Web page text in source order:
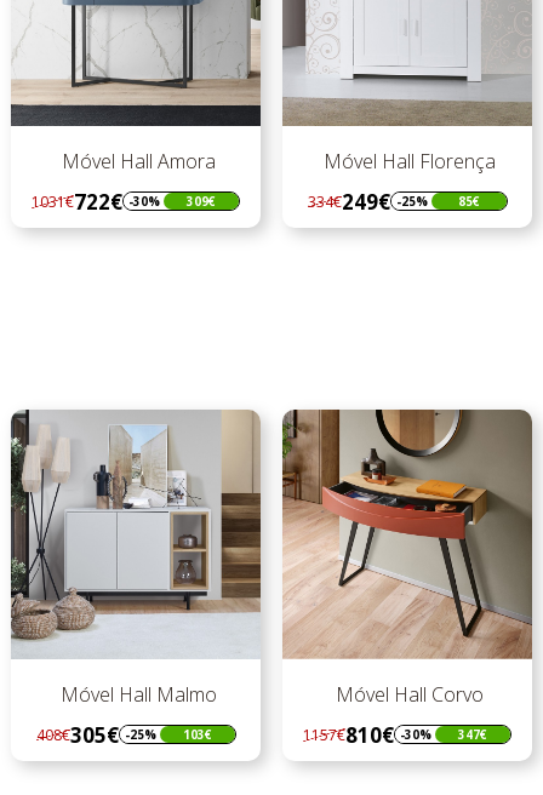
Móvel Hall Amora
Regular
preço
1031€722€
Preço -30% 309€
Móvel Hall Florença
Regular
preço
334€249€
Preço -25% 85€
Móvel Hall Malmo
Regular
preço
408€305€
Preço -25% 103€
Móvel Hall Corvo
Regular
preço
1157€810€
Preço -30% 347€